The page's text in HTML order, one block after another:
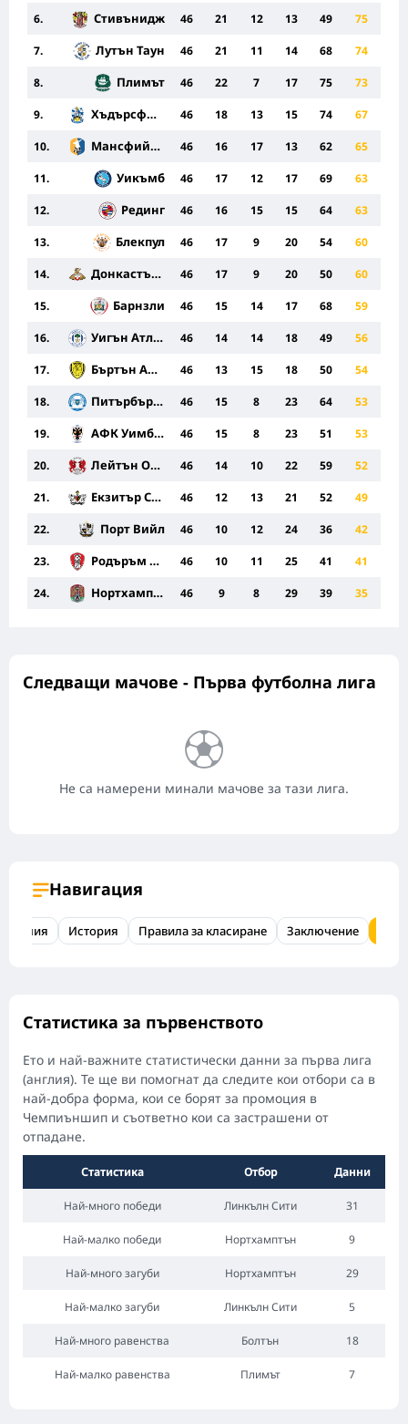
6. Стивънидж 46 21 12 13 49 75
7. Лутън Таун 46 21 11 14 68 74
8. Плимът 46 22 7 17 75 73
9. Хъдърсфийлд 46 18 13 15 74 67
10. Мансфийлд Таун 46 16 17 13 62 65
11. Уикъмб 46 17 12 17 69 63
12. Рединг 46 16 15 15 64 63
13. Блекпул 46 17 9 20 54 60
14. Донкастър Роувърс 46 17 9 20 50 60
15. Барнзли 46 15 14 17 68 59
16. Уигън Атлетик 46 14 14 18 49 56
17. Бъртън Албиън 46 13 15 18 50 54
18. Питърбъроу 46 15 8 23 64 53
19. АФК Уимбълдън 46 15 8 23 51 53
20. Лейтън Ориент 46 14 10 22 59 52
21. Екзитър Сити 46 12 13 21 52 49
22. Порт Вийл 46 10 12 24 36 42
23. Родъръм Юнайтед 46 10 11 25 41 41
24. Нортхамптън 46 9 8 29 39 35
Следващи мачове - Първа футболна лига
Не са намерени минали мачове за тази лига.
Навигация
Англия История Правила за класиране Заключение
Статистика за първенството
Ето и най-важните статистически данни за първа лига
(англия). Те ще ви помогнат да следите кои отбори са в
най-добра форма, кои се борят за промоция в
Чемпиъншип и съответно кои са застрашени от
отпадане.
Статистика Отбор Данни
Най-много победи Линкълн Сити 31
Най-малко победи Нортхамптън 9
Най-много загуби Нортхамптън 29
Най-малко загуби Линкълн Сити 5
Най-много равенства Болтън 18
Най-малко равенства Плимът 7